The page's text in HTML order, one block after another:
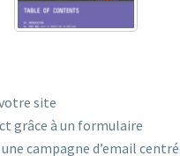
site
grâce à un formulaire
une campagne d’email